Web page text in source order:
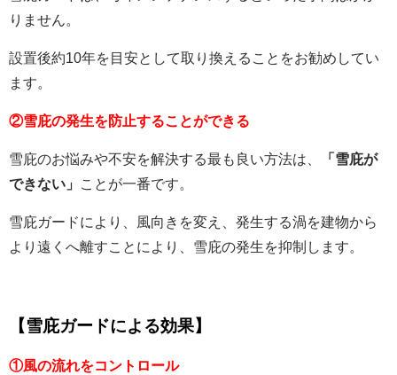
りません。
設置後約10年を目安として取り換えることをお勧めしてい
ます。
②雪庇の発生を防止することができる
雪庇のお悩みや不安を解決する最も良い方法は、
「雪庇が
できない」
ことが一番です。
雪庇ガードにより、
風向きを変え、発生する渦を建物から
より遠くへ離すことにより、雪庇の発生を抑制します。
【雪庇ガードによる効果】
①風の流れをコントロール